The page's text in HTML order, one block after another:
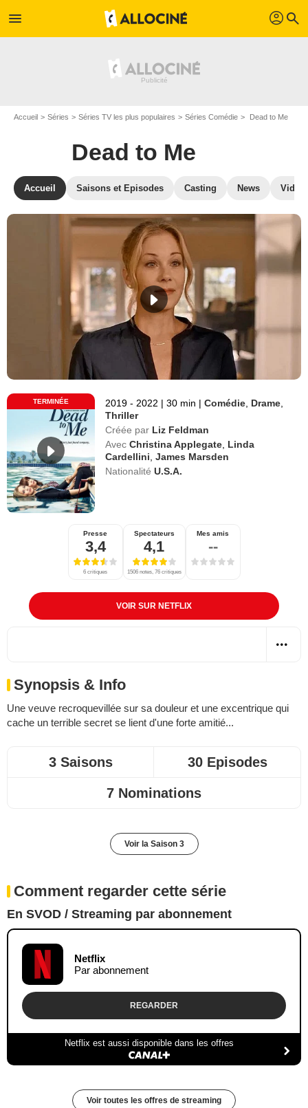
menu profil search
Accueil Séries Séries TV les plus populaires Séries Comédie Dead to Me
Dead to Me
Accueil Saisons et Episodes Casting News
TERMINÉE 2019 - 2022 | 30 min | Comédie Drame
Thriller
Créée par Liz Feldman
Avec Christina Applegate Linda
Cardellini ,James Marsden
Nationalité U.S.A.
Presse
3,4
6 critiques
Spectateurs
4,1
1506 notes, 76 critiques
Mes amis
--
VOIR SUR NETFLIX
Synopsis & Info
Une veuve recroquevillée sur sa douleur et une excentrique qui
cache un terrible secret se lient d'une forte amitié...
3 Saisons 30 Episodes
7 Nominations
Voir la Saison 3
Comment regarder cette série
En SVOD / Streaming par abonnement
Netflix
Par abonnement
REGARDER
Netflix est aussi disponible dans les offres
Voir toutes les offres de streaming